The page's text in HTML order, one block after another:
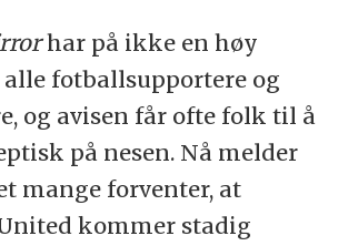
har på ikke en høy
fotballsupportere og
og avisen får ofte folk til å
på nesen. Nå melder
mange forventer, at
kommer stadig